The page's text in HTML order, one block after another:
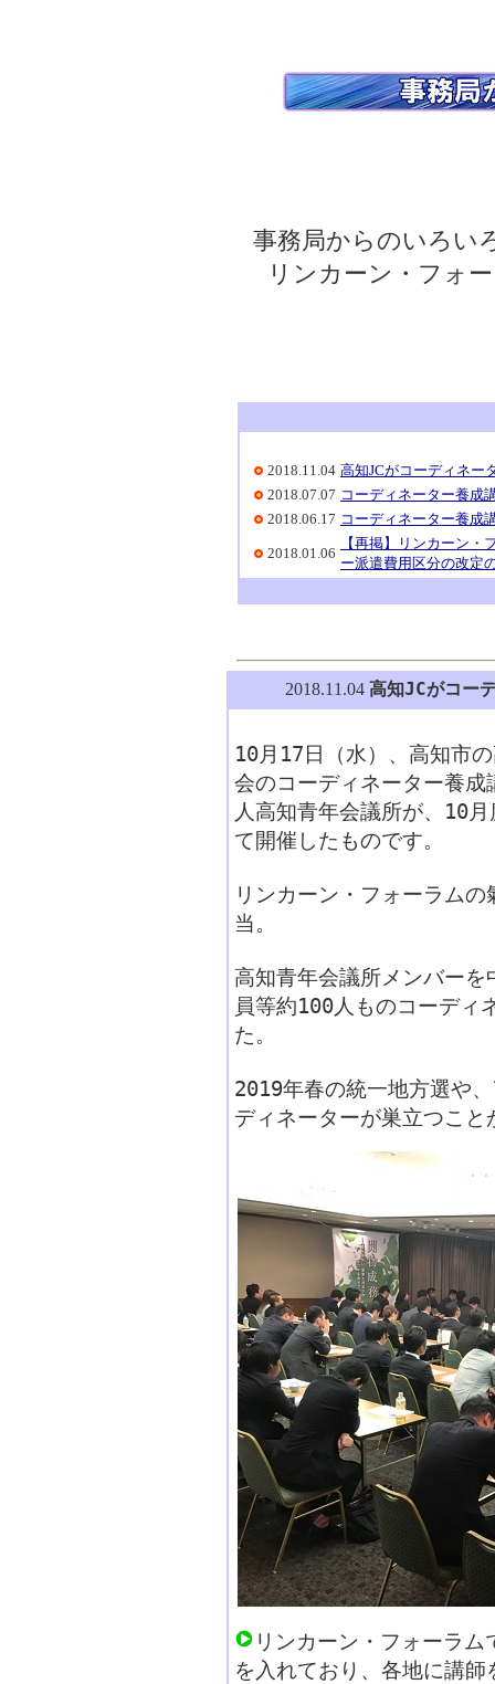
事務局からのいろい
リンカーン・フォ
2018.11.04 高知JCがコーディネー
2018.07.07 コーディネーター養成
2018.06.17 コーディネーター養成
2018.01.06
【再掲】リンカーン
ー派遣費用区分の改定
2018.11.04 高知JCがコー
10月17日（水）、高知市
会のコーディネーター養
人高知青年会議所が、10
て開催したものです。
リンカーン・フォーラム
当。
高知青年会議所メンバー
員等約100人ものコーディ
た。
2019年春の統一地方選や
ディネーターが巣立つこと
リンカーン・フォーラ
を入れており、各地に講